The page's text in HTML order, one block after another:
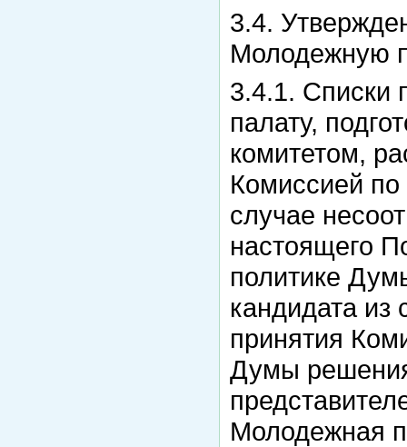
3.4.
Молодежную
3.4.1. Списки
палату,
комитетом,
Комиссией
случае
настоящего
политике
кандидата из
принятия
Думы
Молодежная